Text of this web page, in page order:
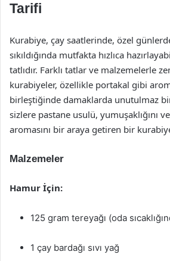
Tarifi
Kurabiye, çay saatlerinde, özel
sıkıldığında mutfakta hızlıca
tatlıdır. Farklı tatlar ve malzemelerle
kurabiyeler, özellikle portakal gibi
birleştiğinde damaklarda unutulmaz
sizlere pastane usulü, yumuşaklığını
aromasını bir araya getiren bir
Malzemeler
Hamur İçin:
125 gram tereyağı (oda
1 çay bardağı sıvı yağ